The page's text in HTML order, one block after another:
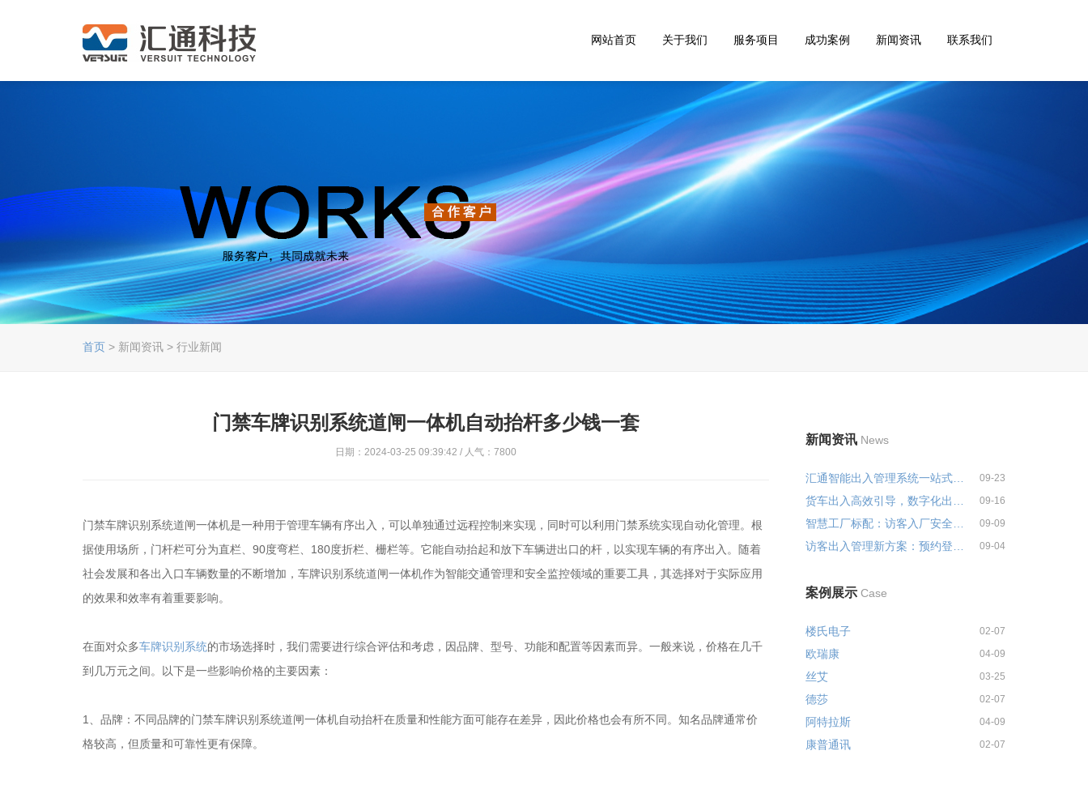
网站首页 关于我们 服务项目 成功案例 新闻资讯 联系我们
首页 > 新闻资讯 > 行业新闻
门禁车牌识别系统道闸一体机自动抬杆多少钱一套
日期：2024-03-25 09:39:42 / 人气：7800
门禁车牌识别系统道闸一体机是一种用于管理车辆有序出入，可以单独通过远程控制来实现，同时可以利用门禁系统实现自动化管理。根
据使用场所，门杆栏可分为直栏、90度弯栏、180度折栏、栅栏等。它能自动抬起和放下车辆进出口的杆，以实现车辆的有序出入。随着
社会发展和各出入口车辆数量的不断增加，车牌识别系统道闸一体机作为智能交通管理和安全监控领域的重要工具，其选择对于实际应用
的效果和效率有着重要影响。
在面对众多车牌识别系统的市场选择时，我们需要进行综合评估和考虑，因品牌、型号、功能和配置等因素而异。一般来说，价格在几千
到几万元之间。以下是一些影响价格的主要因素：
1、品牌：不同品牌的门禁车牌识别系统道闸一体机自动抬杆在质量和性能方面可能存在差异，因此价格也会有所不同。知名品牌通常价
格较高，但质量和可靠性更有保障。
新闻资讯 News
汇通智能出入管理系统一站式解决... 09-23
09-16
09-09
09-04
案例展示 Case
楼氏电子 02-07
欧瑞康 04-09
丝艾 03-25
德莎 02-07
阿特拉斯 04-09
康普通讯 02-07